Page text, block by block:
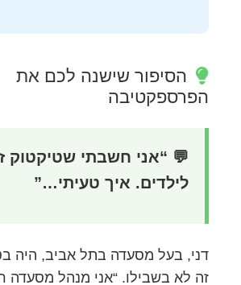
הסיפור שישנה לכם את
הפרספקטיבה
💬 “אני חשבתי שטיקטוק
לילדים. איך טעיתי…”
דני, בעל מסעדה בתל אביב, היה
זה לא בשבילו. “אני מנהל מסעדה